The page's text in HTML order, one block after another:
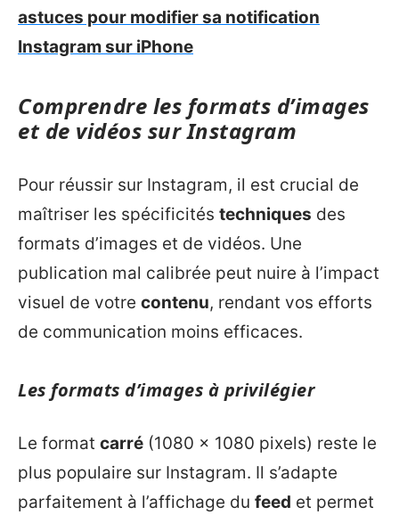
astuces pour modifier sa notification
Instagram sur iPhone
Comprendre les formats d’images
et de vidéos sur Instagram
Pour réussir sur Instagram, il est crucial de
maîtriser les spécificités techniques des
formats d’images et de vidéos. Une
publication mal calibrée peut nuire à l’impact
visuel de votre contenu, rendant vos efforts
de communication moins efficaces.
Les formats d’images à privilégier
Le format carré (1080 x 1080 pixels) reste le
plus populaire sur Instagram. Il s’adapte
parfaitement à l’affichage du feed et permet